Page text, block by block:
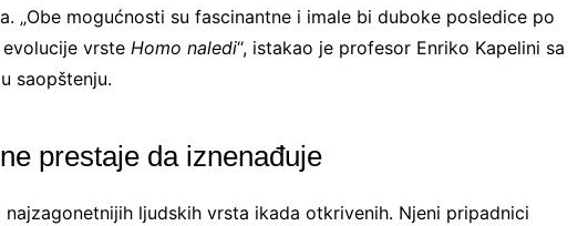
„Obe mogućnosti su fascinantne i imale bi duboke posledice po
vrste Homo naledi“, istakao je profesor Enriko Kapelini sa
saopštenju.
prestaje da iznenađuje
ljudskih vrsta ikada otkrivenih. Njeni pripadnici